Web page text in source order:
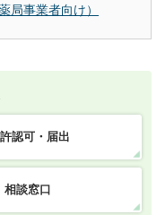
局事業者向け）
許認可・届出
相談窓口